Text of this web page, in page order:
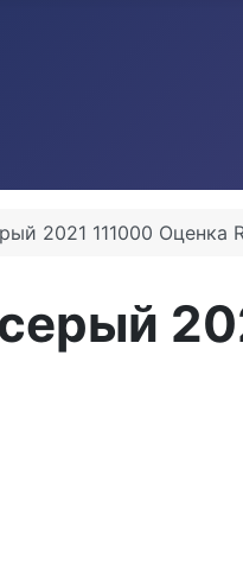
2021 111000 Оценка